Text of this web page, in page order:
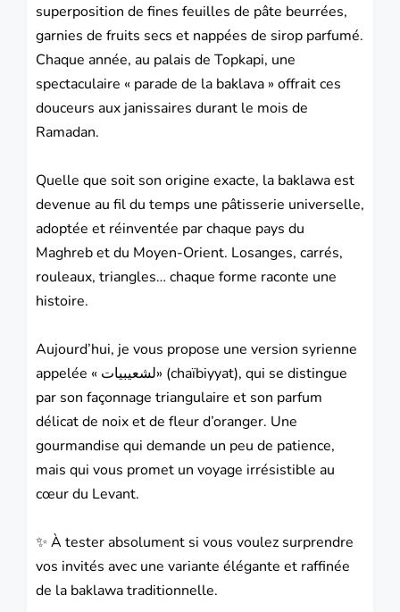
superposition de fines feuilles de pâte beurrées,
garnies de fruits secs et nappées de sirop parfumé.
Chaque année, au palais de Topkapi, une
spectaculaire « parade de la baklava » offrait ces
douceurs aux janissaires durant le mois de
Ramadan.
Quelle que soit son origine exacte, la baklawa est
devenue au fil du temps une pâtisserie universelle,
adoptée et réinventée par chaque pays du
Maghreb et du Moyen-Orient. Losanges, carrés,
rouleaux, triangles… chaque forme raconte une
histoire.
Aujourd’hui, je vous propose une version syrienne
appelée « لشعيبيات» (chaïbiyyat), qui se distingue
par son façonnage triangulaire et son parfum
délicat de noix et de fleur d’oranger. Une
gourmandise qui demande un peu de patience,
mais qui vous promet un voyage irrésistible au
cœur du Levant.
✨ À tester absolument si vous voulez surprendre
vos invités avec une variante élégante et raffinée
de la baklawa traditionnelle.